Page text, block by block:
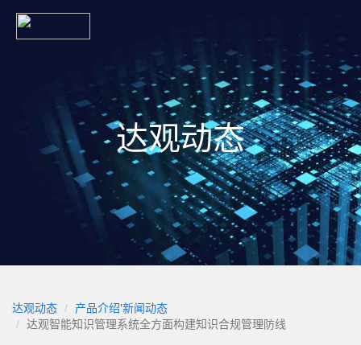
达观动态
达观动态 产品介绍’新闻动态
达观智能知识管理系统全方面构建知识合规管理防线